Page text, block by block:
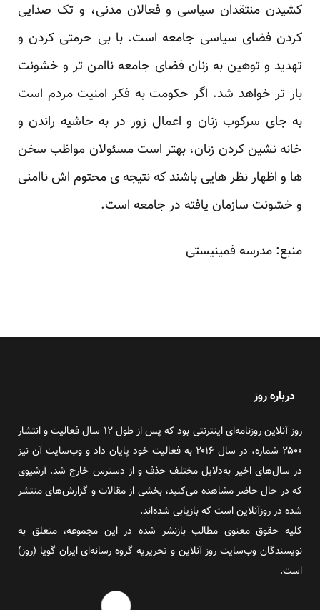
کشیدن منتقدان سیاسی و فعالان مدنی، و تک صدایی
کردن فضای سیاسی جامعه است. با بی حرمتی کردن و
تهدید و توهین به زنان فضای جامعه ناامن تر و خشونت
بار تر خواهد شد. اگر حکومت به فکر امنیت مردم است
به جای سرکوب زنان و اعمال زور در به حاشیه راندن و
خانه نشین کردن زنان، بهتر است مسئولان مواظب سخن
ها و اظهار نظر هایی باشند که نتیجه ی محتوم اش ناامنی
و خشونت سازمان یافته در جامعه است.
منبع: مدرسه فمینیستی
درباره روز
روز آنلاین روزنامه‌ای اینترنتی بود که پس از طول ۱۲ سال فعالیت و انتشار
۲۵۰۰ شماره، در سال ۲۰۱۶ به فعالیت خود پایان داد و وب‌سایت آن نیز
در سال‌های اخیر به‌دلایل مختلف حذف و از دسترس خارج شد. آرشیوی
که در حال حاضر مشاهده می‌کنید، بخشی از مقالات و گزارش‌های منتشر
شده در روزآنلاین است که بازیابی شده‌اند.
کلیه حقوق معنوی مطالب بازنشر شده در این مجموعه، متعلق به
نویسندگان وب‌سایت روز آنلاین و تحریریه گروه رسانه‌ای ایران گویا (روز)
است.